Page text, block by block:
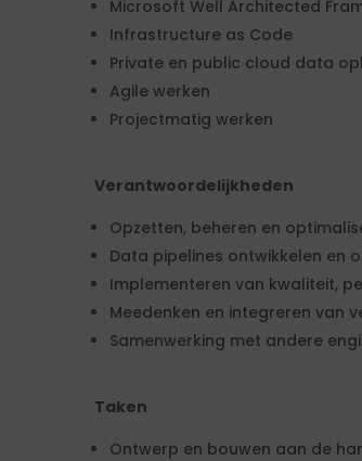
Microsoft Well Architected
Infrastructure as Code
Private en public cloud data
Agile werken
Projectmatig werken
Verantwoordelijkheden
Opzetten, beheren en
Data pipelines ontwikkelen en
Implementeren van kwaliteit,
Meedenken en integreren van
Samenwerking met andere
Taken
Ontwerp en bouwen aan de